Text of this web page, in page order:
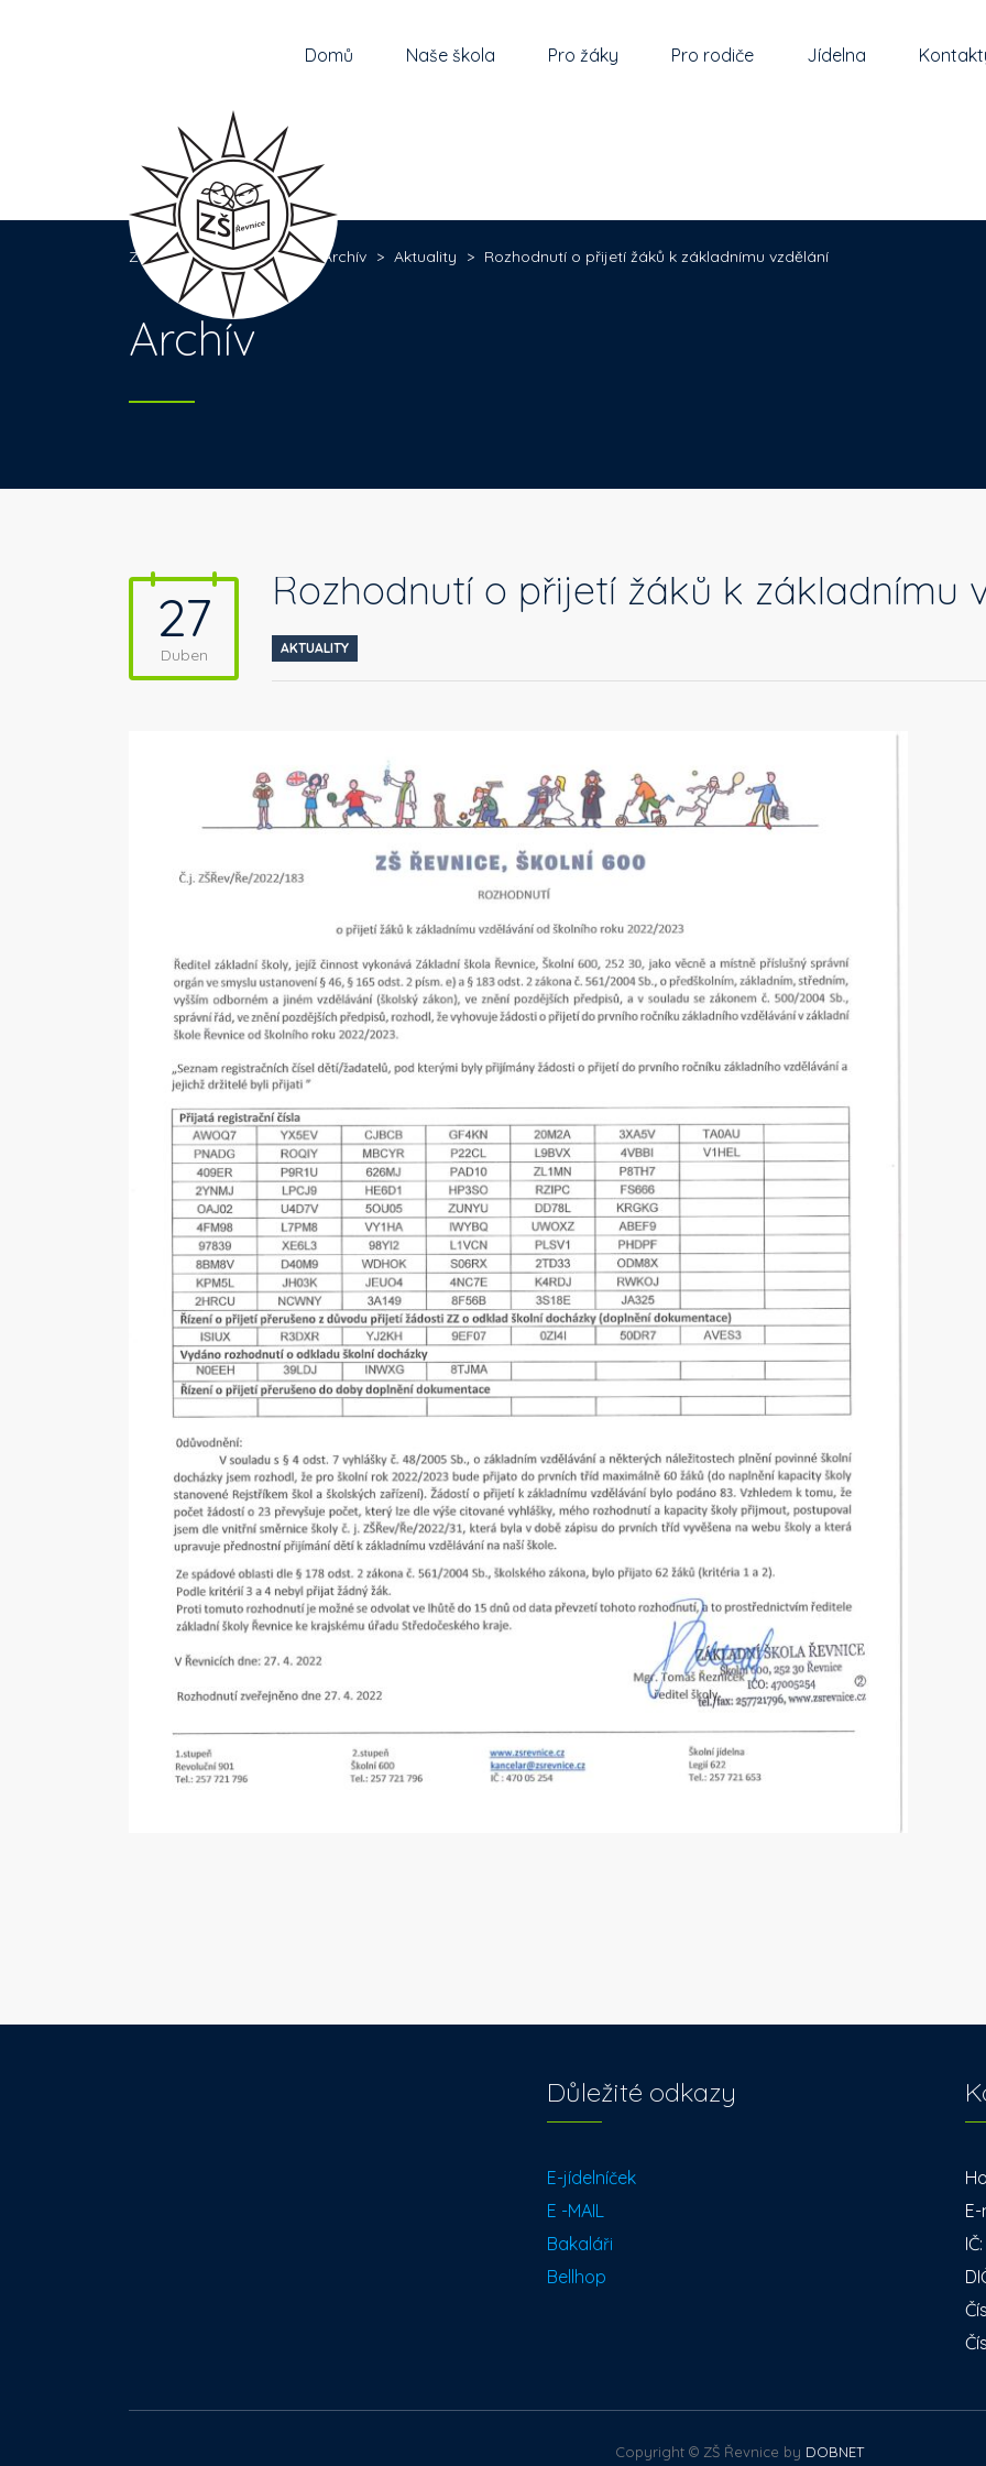
Domů Naše škola Pro žáky Pro rodiče Jídelna
Základní škola Řevnice > Archív > Aktuality > Rozhodnutí o přijetí žáků k základnímu vzdělání
Archív
27
Duben
Rozhodnutí o přijetí žáků k základnímu
AKTUALITY
Důležité odkazy
E-jídelníček
E -MAIL
Bakaláři
Bellhop
Copyright © ZŠ Řevnice by DOBNET